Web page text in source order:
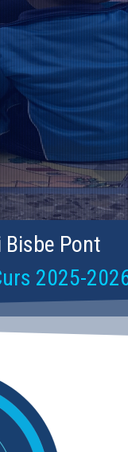
Pont
2025-